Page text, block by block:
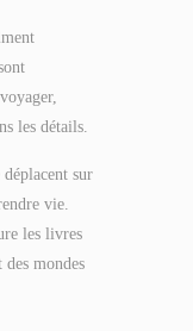
les détails.
déplacent sur
vie.
les livres
des mondes